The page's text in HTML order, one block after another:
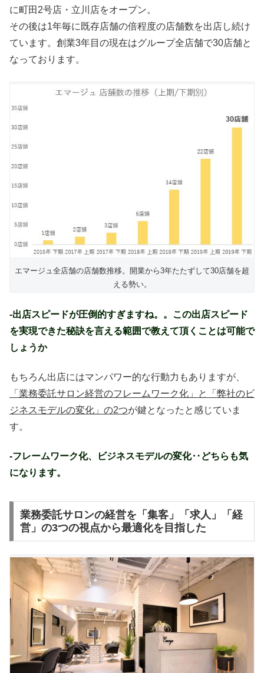
に町田2号店・立川店をオープン。
その後は1年毎に既存店舗の倍程度の店舗数を出店し続け
ています。創業3年目の現在はグループ全店舗で30店舗と
なっております。
エマージュ全店舗の店舗数推移。開業から3年たたずして30店舗を超
える勢い。
-出店スピードが圧倒的すぎますね。。この出店スピード
を実現できた秘訣を言える範囲で教えて頂くことは可能で
しょうか
もちろん出店にはマンパワー的な行動力もありますが、
「業務委託サロン経営のフレームワーク化」と「弊社のビ
ジネスモデルの変化」の2つが鍵となったと感じていま
す。
-フレームワーク化、ビジネスモデルの変化‥どちらも気
になります。
業務委託サロンの経営を「集客」「求人」「経
営」の3つの視点から最適化を目指した